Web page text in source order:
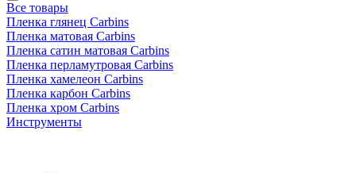
Все товары
Пленка глянец Carbins
Пленка матовая Carbins
Пленка сатин матовая Carbins
Пленка перламутровая Carbins
Пленка хамелеон Carbins
Пленка карбон Carbins
Пленка хром Carbins
Инструменты